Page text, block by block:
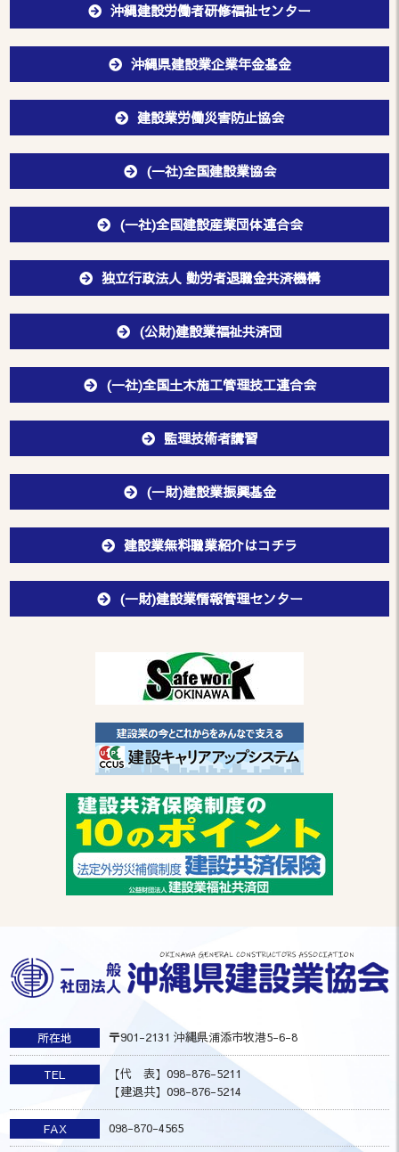
沖縄建設労働者研修福祉センター
沖縄県建設業企業年金基金
建設業労働災害防止協会
(一社)全国建設業協会
(一社)全国建設産業団体連合会
独立行政法人 勤労者退職金共済機構
(公財)建設業福祉共済団
(一社)全国土木施工管理技工連合会
監理技術者講習
(一財)建設業振興基金
建設業無料職業紹介はコチラ
(一財)建設業情報管理センター
所在地 〒901-2131 沖縄県浦添市牧港5-6-8
TEL
【代 表】098-876-5211
【建退共】098-876-5214
FAX 098-870-4565